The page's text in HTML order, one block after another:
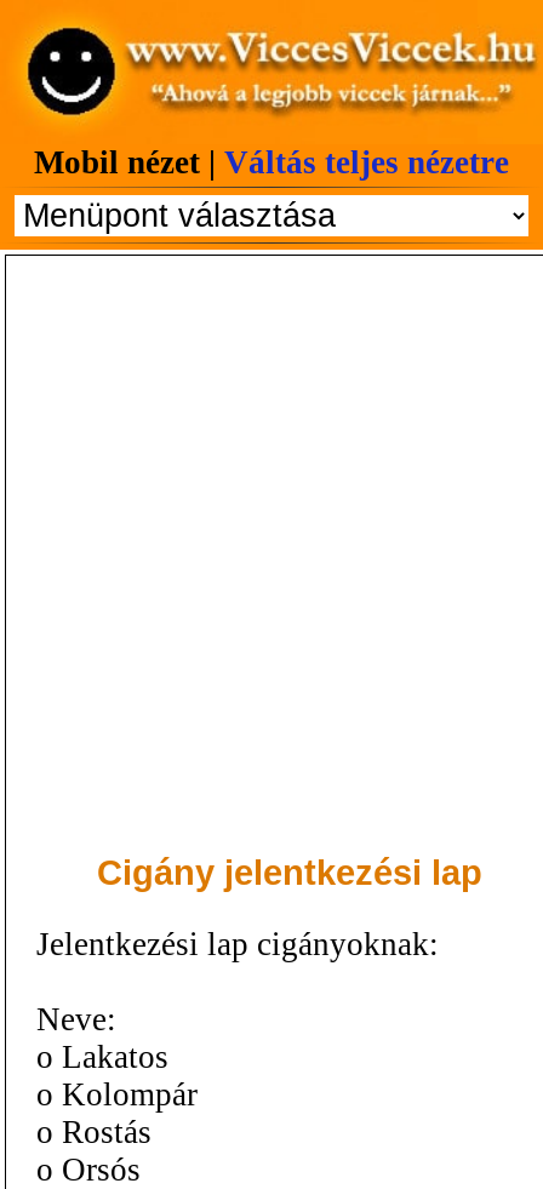
Mobil nézet | Váltás teljes nézetre
Cigány jelentkezési lap
Jelentkezési lap cigányoknak:
Neve:
o Lakatos
o Kolompár
o Rostás
o Orsós